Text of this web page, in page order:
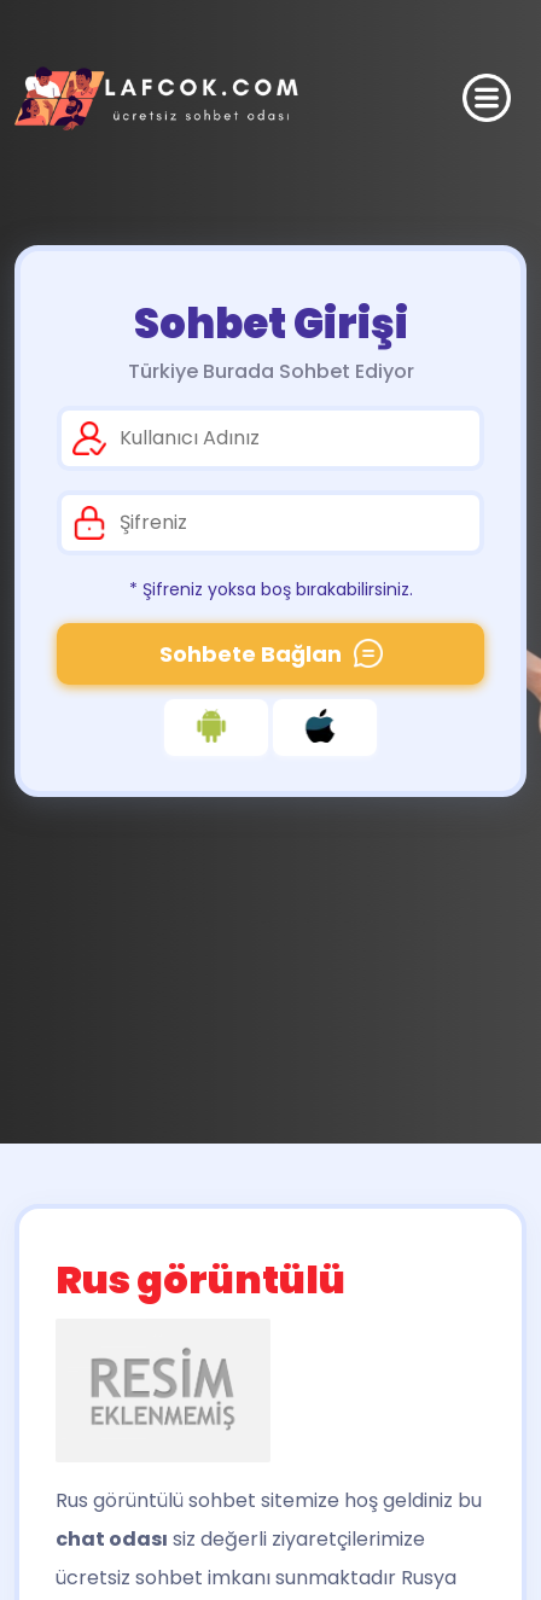
Sohbet Girişi
Türkiye Burada Sohbet Ediyor
* Şifreniz yoksa boş bırakabilirsiniz.
Sohbete Bağlan
Rus görüntülü
Rus görüntülüsohbet sitemize hoş geldiniz bu
chat odası siz değerli ziyaretçilerimize
ücretsiz sohbet imkanı sunmaktadır Rusya